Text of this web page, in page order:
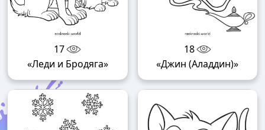
17
«Леди и Бродяга»
18
«Джин (Аладдин)»